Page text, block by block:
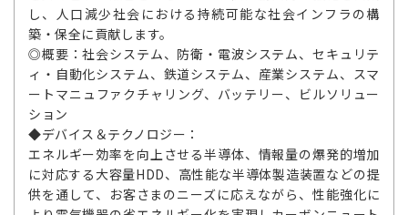
し、人口減少社会における持続可能な社会インフラの構
築・保全に貢献します。
◎概要：社会システム、防衛・電波システム、セキュリテ
ィ・自動化システム、鉄道システム、産業システム、スマ
ートマニュファクチャリング、バッテリー、ビルソリュー
ション
◆デバイス＆テクノロジー：
エネルギー効率を向上させる半導体、情報量の爆発的増加
に対応する大容量HDD、高性能な半導体製造装置などの提
供を通して、お客さまのニーズに応えながら、性能強化に